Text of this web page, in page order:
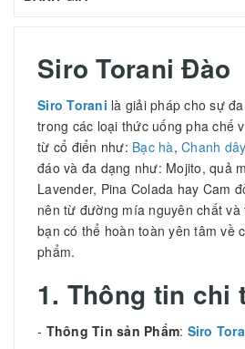
Siro Torani Đào
Siro Torani là giải pháp cho sự
trong các loại thức uống pha chế
từ cổ điển như: Bạc hà, Chanh dây
đáo và đa dạng như: Mojito, quả
Lavender, Pina Colada hay Cam
nên từ đường mía nguyên chất
bạn có thể hoàn toàn yên tâm về
phẩm.
1. Thông tin chi
- Thông Tin sản Phẩm: Siro